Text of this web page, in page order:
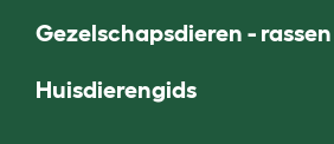
Gezelschapsdieren - rassen
Huisdierengids